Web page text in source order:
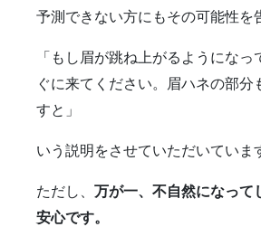
予測できない方にもその可能性を
「もし眉が跳ね上がるようになっ
ぐに来てください。眉ハネの部分
すと」
いう説明をさせていただいていま
ただし、 万が一、不自然になって
安心です。